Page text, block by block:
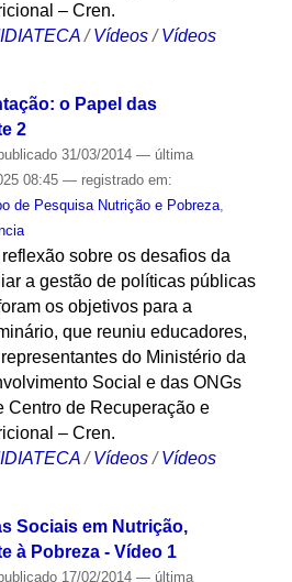
– Cren.
/ Vídeos / Vídeos
o Papel das
2
31/03/2014 — última
08:45 — registrado em:
de Pesquisa Nutrição e Pobreza,
sobre os desafios da
a gestão de políticas públicas
os objetivos para a
que reuniu educadores,
do Ministério da
Social e das ONGs
Centro de Recuperação e
– Cren.
/Vídeos /Vídeos
Sociais em Nutrição,
à Pobreza - Vídeo 1
17/02/2014 — última